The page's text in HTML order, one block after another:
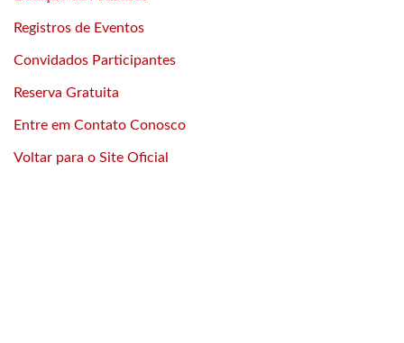
Registros de Eventos
Convidados Participantes
Reserva Gratuita
Entre em Contato Conosco
Voltar para o Site Oficial